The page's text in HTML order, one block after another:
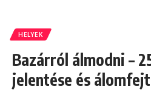
HELYEK
Bazárról álmodni –
jelentése és